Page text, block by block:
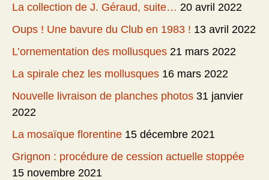
La collection de J. Géraud, suite… 20 avril 2022
Oups ! Une bavure du Club en 1983 ! 13 avril 2022
L’ornementation des mollusques 21 mars 2022
La spirale chez les mollusques 16 mars 2022
Nouvelle livraison de planches photos 31 janvier
2022
La mosaïque florentine 15 décembre 2021
Grignon : procédure de cession actuelle stoppée
15 novembre 2021